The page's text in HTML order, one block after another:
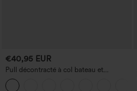
€40,95 EUR
Pull décontracté à col bateau et
manches chauve-souris